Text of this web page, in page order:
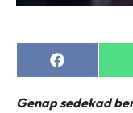
Share
on
Genap sedekad